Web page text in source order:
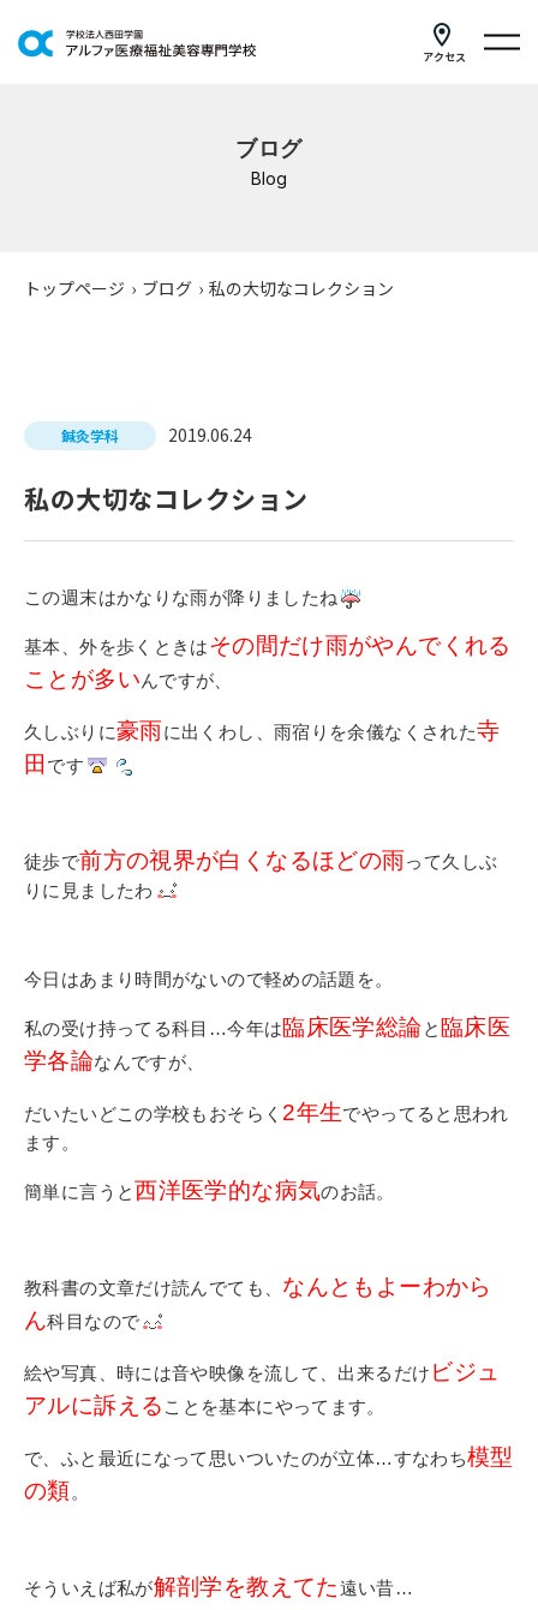
アクセス
研修・講座
公共職業訓練
在校生の皆さまへ
卒業生の皆さまへ
コラム
インターネット出願
教職員採用情報
その他
個人情報の取り扱いについて
1号館総合受付：〒194-0022 東京都町田市森野1-7-8
ブログ
Blog
トップページ › ブログ › 私の大切なコレクション
鍼灸学科 2019.06.24
私の大切なコレクション
この週末はかなりな雨が降りましたね
基本、外を歩くときはその間だけ雨がやんでくれる
ことが多いんですが、
久しぶりに豪雨に出くわし、雨宿りを余儀なくされた寺
田 です
徒歩で前方の視界が白くなるほどの雨って久しぶ
りに見ましたわ
今日はあまり時間がないので軽めの話題を。
私の受け持ってる科目…今年は臨床医学総論 と 臨床医
学各論なんですが、
だいたいどこの学校もおそらく 2年生でやってると思われ
ます。
簡単に言うと西洋医学的な病気のお話。
教科書の文章だけ読んでても、 なんともよーわから
ん科目なので
絵や写真、時には音や映像を流して、出来るだけ ビジュ
アルに訴える ことを基本にやってます。
で、ふと最近になって思いついたのが立体…すなわち模型
の類。
そういえば私が解剖学を教えてた遠い昔…